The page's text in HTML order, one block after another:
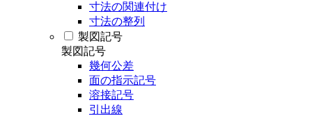
寸法の関連付け
寸法の整列
製図記号
製図記号
幾何公差
面の指示記号
溶接記号
引出線